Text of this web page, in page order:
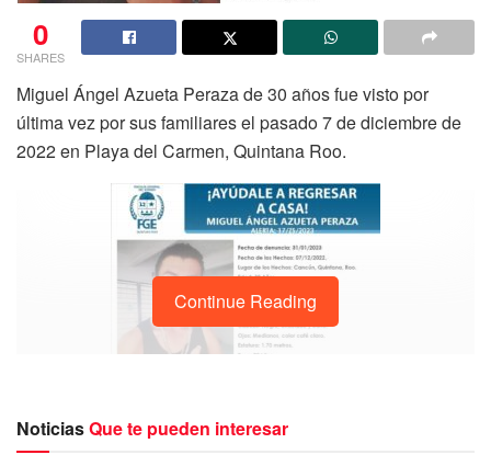
0
SHARES
Miguel Ángel Azueta Peraza de 30 años fue visto por
última vez por sus familiares el pasado 7 de diciembre de
2022 en Playa del Carmen, Quintana Roo.
Continue Reading
NoticiasQue te pueden interesar